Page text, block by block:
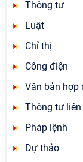
Thông tư
Luật
Chỉ thị
Công điện
Văn bản hợp
Thông tư liên
Pháp lệnh
Dự thảo